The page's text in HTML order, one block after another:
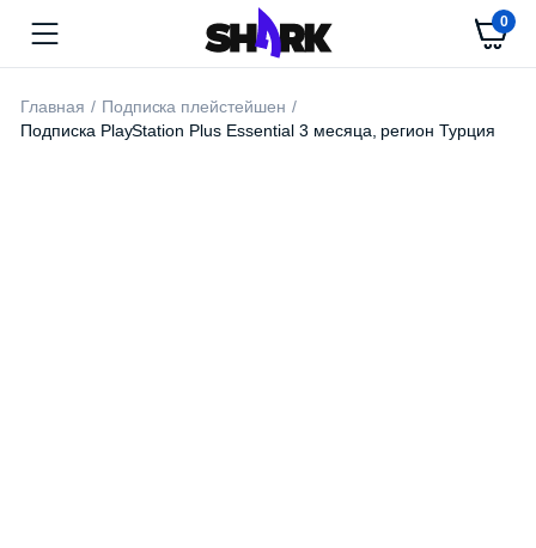
0
Главная
Подписка плейстейшен
Подписка PlayStation Plus Essential 3 месяца, регион Турция